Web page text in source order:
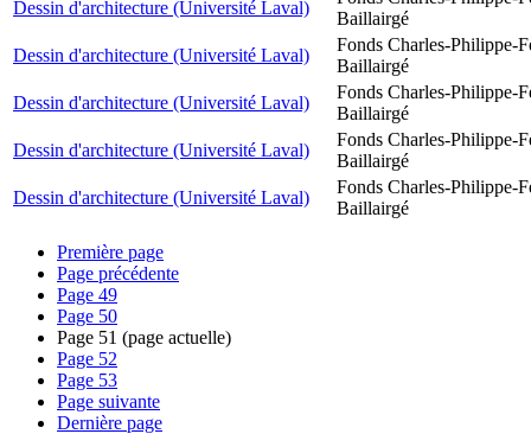
Dessin d'architecture (Université Laval)
Baillairgé
Dessin d'architecture (Université Laval)
Fonds Charles-Philippe-
Baillairgé
Dessin d'architecture (Université Laval)
Fonds Charles-Philippe-
Baillairgé
Dessin d'architecture (Université Laval)
Fonds Charles-Philippe-
Baillairgé
Dessin d'architecture (Université Laval)
Fonds Charles-Philippe-
Baillairgé
Première page
Page précédente
Page 49
Page 50
Page 51 (page actuelle)
Page 52
Page 53
Page suivante
Dernière page